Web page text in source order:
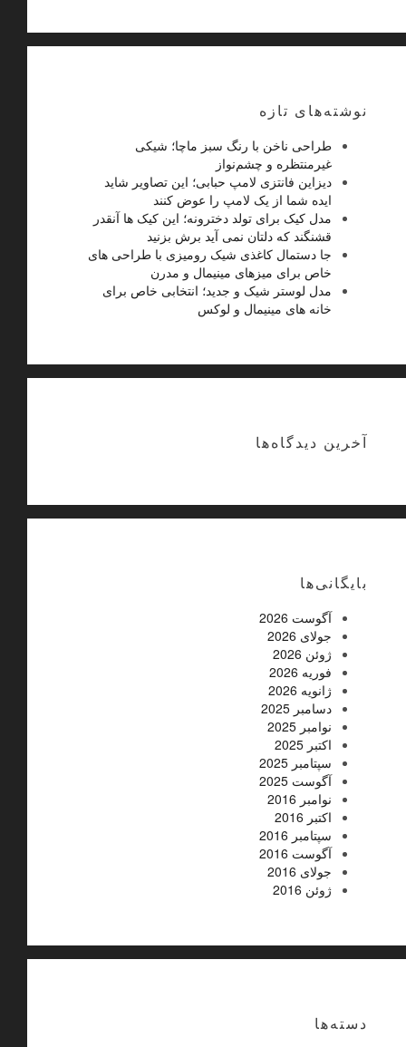
نوشته‌های تازه
طراحی ناخن با رنگ سبز ماچا؛ شیکی
غیرمنتظره و چشم‌نواز
دیزاین فانتزی لامپ حبابی؛ این تصاویر شاید
ایده شما از یک لامپ را عوض کنند
مدل کیک برای تولد دخترونه؛ این کیک ها آنقدر
قشنگند که دلتان نمی آید برش بزنید
جا دستمال کاغذی شیک رومیزی با طراحی های
خاص برای میزهای مینیمال و مدرن
مدل لوستر شیک و جدید؛ انتخابی خاص برای
خانه های مینیمال و لوکس
آخرین دیدگاه‌ها
بایگانی‌ها
آگوست 2026
جولای 2026
ژوئن 2026
فوریه 2026
ژانویه 2026
دسامبر 2025
نوامبر 2025
اکتبر 2025
سپتامبر 2025
آگوست 2025
نوامبر 2016
اکتبر 2016
سپتامبر 2016
آگوست 2016
جولای 2016
ژوئن 2016
دسته‌ها